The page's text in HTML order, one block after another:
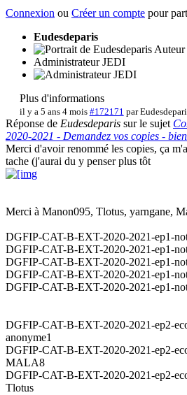
Connexion ou Créer un compte pour
Eudesdeparis
Auteur
Administrateur JEDI
Plus d'informations
il y a 5 ans 4 mois #172171 par
Réponse de Eudesdeparis sur le sujet
2020-2021 - Demandez vos copies -
Merci d'avoir renommé les copies, ça
tache (j'aurai du y penser plus tôt
Merci à Manon095, Tlotus, yarngane,
DGFIP-CAT-B-EXT-2020-2021-ep1-
DGFIP-CAT-B-EXT-2020-2021-ep1-
DGFIP-CAT-B-EXT-2020-2021-ep1-
DGFIP-CAT-B-EXT-2020-2021-ep1-
DGFIP-CAT-B-EXT-2020-2021-ep1-
DGFIP-CAT-B-EXT-2020-2021-ep2-
anonyme1
DGFIP-CAT-B-EXT-2020-2021-ep2-
MALA8
DGFIP-CAT-B-EXT-2020-2021-ep2-
Tlotus